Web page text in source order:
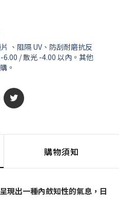
、阻隔 UV、防刮耐磨抗反
/ 散光 -4.00 以內。其他
。
購物須知
現出一種內斂知性的氣息，日